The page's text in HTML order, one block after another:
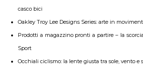
casco bici
Oakley Troy Lee Designs Series: arte in
Prodotti a magazzino pronti a partire – la
Sport
Occhiali ciclismo: la lente giusta tra sole, vento e